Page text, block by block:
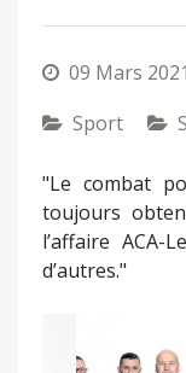
09 Mars 2021
Sport
"Le combat
toujours
l’affaire
d’autres."